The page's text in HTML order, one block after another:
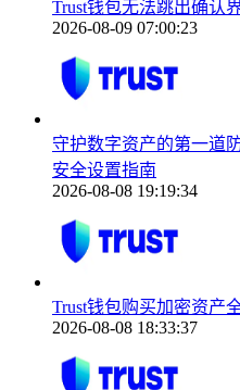
Trust钱包无法跳出确认
2026-08-09 07:00:23
守护数字资产的第一道
安全设置指南
2026-08-08 19:19:34
Trust钱包购买加密资产
2026-08-08 18:33:37